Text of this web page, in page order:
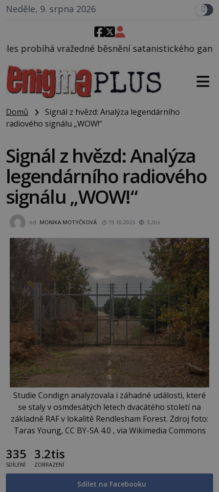
Neděle, 9. srpna 2026
běsnění satanistického gangu vedeného
Domů
Signál z hvězd: Analýza legendárního
radiového signálu „WOW!“
Signál z hvězd: Analýza
legendárního radiového
signálu „WOW!“
od MONIKA MOTYČKOVÁ 19.10.2025 3.2tis
Studie Condign analyzovala i záhadné události, které
se staly v osmdesátých letech dvacátého století na
základně RAF v lokalitě Rendlesham Forest. Zdroj foto:
Taras Young, CC BY-SA 4.0 , via Wikimedia Commons
335
SDÍLENÍ
3.2tis
ZOBRAZENÍ
Sdílet na Facebooku